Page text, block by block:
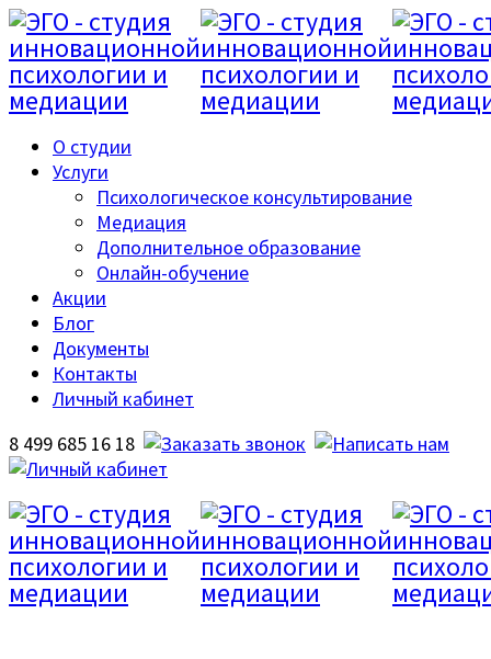
О студии
Услуги
Психологическое консультирование
Медиация
Дополнительное образование
Онлайн-обучение
Акции
Блог
Документы
Контакты
Личный кабинет
8 499 685 16 18